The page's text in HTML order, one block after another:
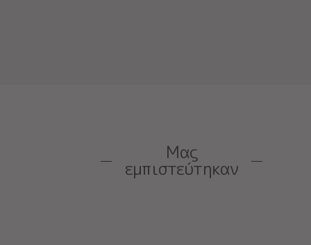
Μας
εμπιστεύτηκαν